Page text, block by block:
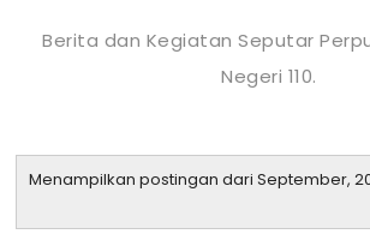
Berita dan Kegiatan Seputar
Negeri 110.
Menampilkan postingan dari September,